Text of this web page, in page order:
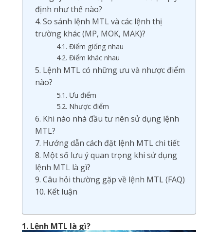
định như thế nào?
4. So sánh lệnh MTL và các lệnh thị
trường khác (MP, MOK, MAK)?
4.1. Điểm giống nhau
4.2. Điểm khác nhau
5. Lệnh MTL có những ưu và nhược điểm
nào?
5.1. Ưu điểm
5.2. Nhược điểm
6. Khi nào nhà đầu tư nên sử dụng lệnh
MTL?
7. Hướng dẫn cách đặt lệnh MTL chi tiết
8. Một số lưu ý quan trọng khi sử dụng
lệnh MTL là gì?
9. Câu hỏi thường gặp về lệnh MTL (FAQ)
10. Kết luận
1. Lệnh MTL là gì?